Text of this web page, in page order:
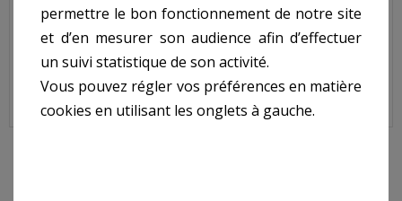
Sur image , N° 1
permettre le bon fonctionnement de notre site
et d’en mesurer son audience afin d’effectuer
un suivi statistique de son activité.
Vous pouvez régler vos préférences en matière
cookies en utilisant les onglets à gauche.